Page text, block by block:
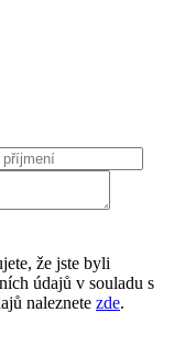
že jste byli
údajů v souladu s
naleznete zde.